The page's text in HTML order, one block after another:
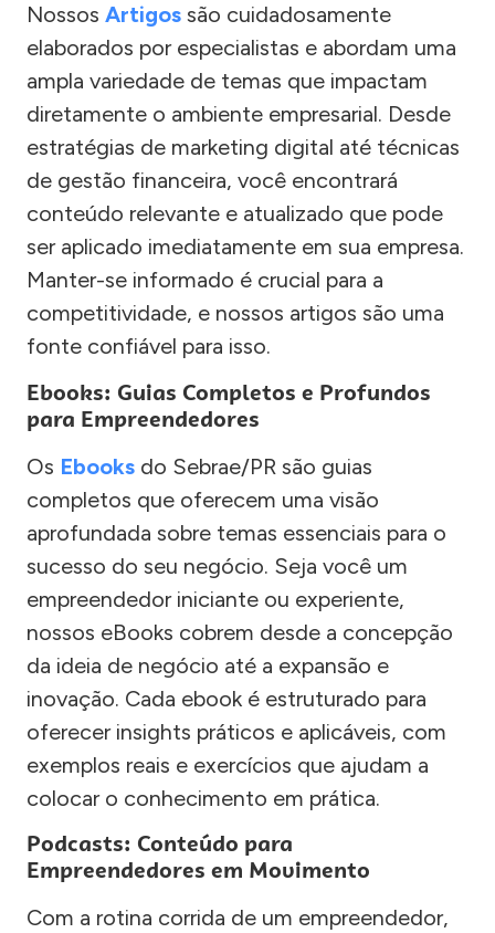
Nossos Artigos são cuidadosamente
elaborados por especialistas e abordam uma
ampla variedade de temas que impactam
diretamente o ambiente empresarial. Desde
estratégias de marketing digital até técnicas
de gestão financeira, você encontrará
conteúdo relevante e atualizado que pode
ser aplicado imediatamente em sua empresa.
Manter-se informado é crucial para a
competitividade, e nossos artigos são uma
fonte confiável para isso.
Ebooks: Guias Completos e Profundos
para Empreendedores
Os Ebooks do Sebrae/PR são guias
completos que oferecem uma visão
aprofundada sobre temas essenciais para o
sucesso do seu negócio. Seja você um
empreendedor iniciante ou experiente,
nossos eBooks cobrem desde a concepção
da ideia de negócio até a expansão e
inovação. Cada ebook é estruturado para
oferecer insights práticos e aplicáveis, com
exemplos reais e exercícios que ajudam a
colocar o conhecimento em prática.
Podcasts: Conteúdo para
Empreendedores em Movimento
Com a rotina corrida de um empreendedor,